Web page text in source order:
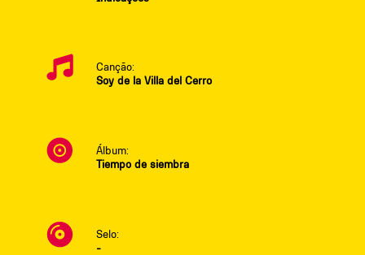
Canção:
Soy de la Villa del Cerro
Álbum:
Tiempo de siembra
Selo:
-